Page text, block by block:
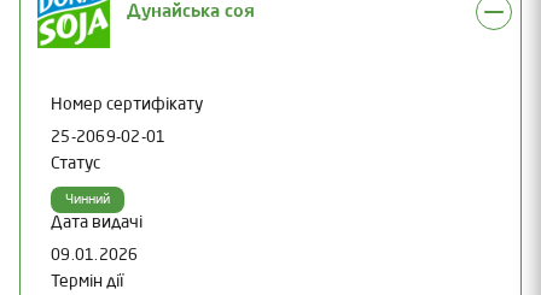
Дунайська соя
Номер сертифікату
25-2069-02-01
Статус
Чинний
Дата видачі
09.01.2026
Термін дії